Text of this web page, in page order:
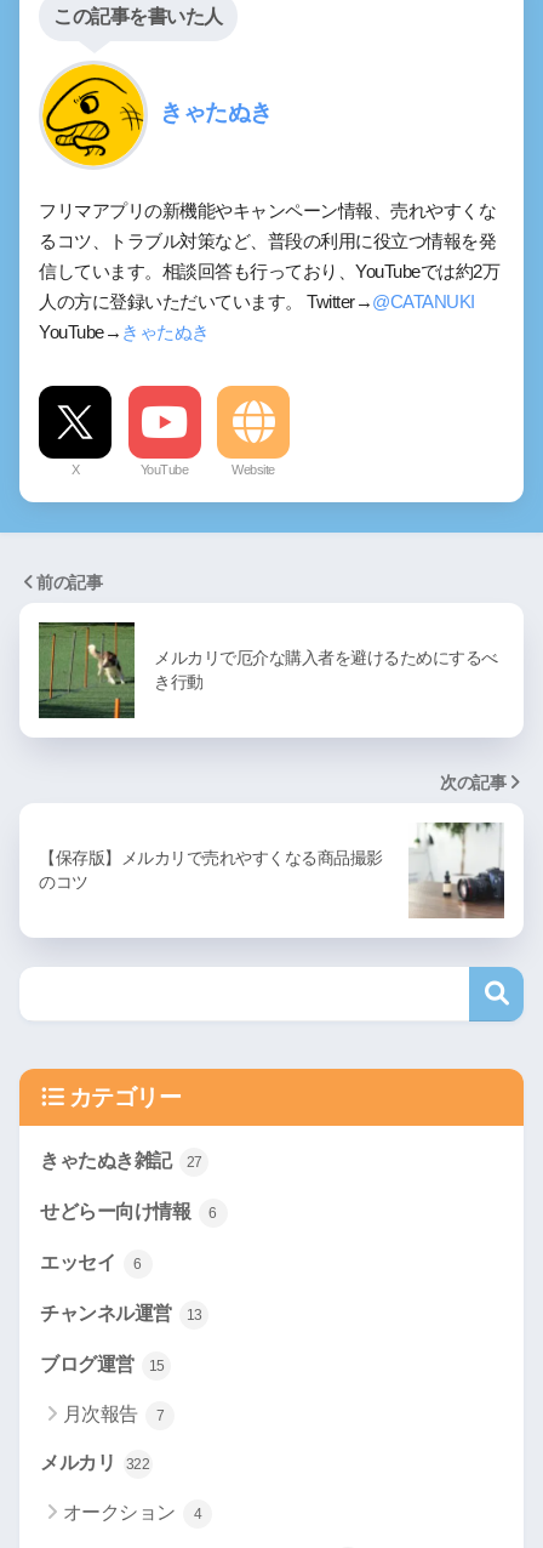
この記事を書いた人
きゃたぬき
フリマアプリの新機能やキャンペーン情報、売れやすくな
るコツ、トラブル対策など、普段の利用に役立つ情報を発
信しています。相談回答も行っており、YouTubeでは約2万
人の方に登録いただいています。 Twitter→@CATANUKI
YouTube→ きゃたぬき
X YouTube Website
前の記事
メルカリで厄介な購入者を避けるためにするべ
き行動
次の記事
【保存版】メルカリで売れやすくなる商品撮影
のコツ
カテゴリー
きゃたぬき雑記 27
せどらー向け情報 6
エッセイ 6
チャンネル運営 13
ブログ運営 15
月次報告 7
メルカリ 322
オークション 4